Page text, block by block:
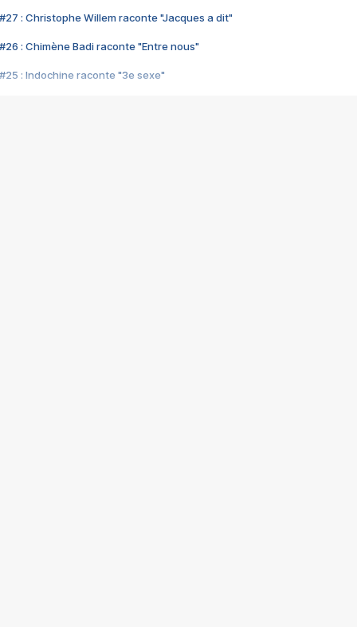
#27 : Christophe Willem raconte "Jacques a dit"
#26 : Chimène Badi raconte "Entre nous"
#25 : Indochine raconte "3e sexe"